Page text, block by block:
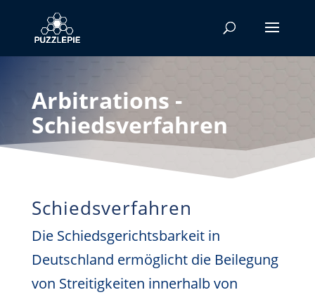
Arbitrations -
Schiedsverfahren
Schiedsverfahren
Die Schiedsgerichtsbarkeit in
Deutschland ermöglicht die Beilegung
von Streitigkeiten innerhalb von